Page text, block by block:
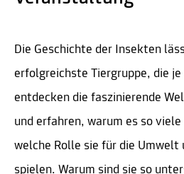
Die Geschichte der Insekten
erfolgreichste Tiergruppe, die
entdecken die faszinierende
und erfahren, warum es so
welche Rolle sie für die Umwelt
spielen. Warum sind sie so